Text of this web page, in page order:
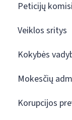
Peticijų
Veiklos sritys
Kokybės
Mokesčių
Korupcijos